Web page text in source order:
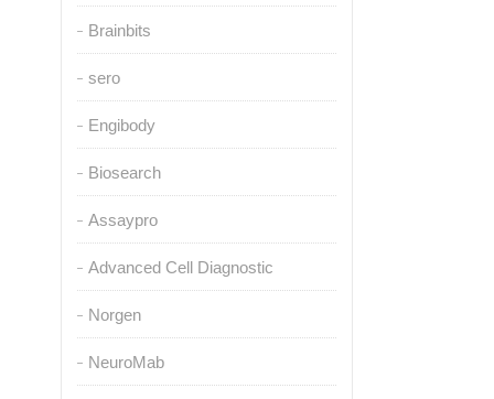
Brainbits
sero
Engibody
Biosearch
Assaypro
Advanced Cell Diagnostic
Norgen
NeuroMab